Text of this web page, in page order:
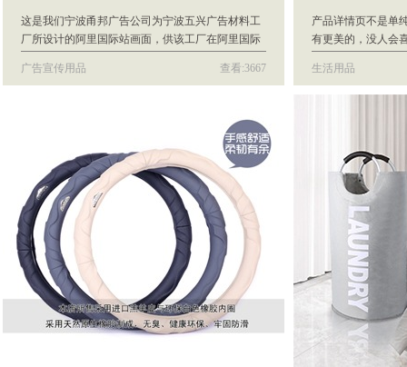
这是我们宁波甬邦广告公司为宁波五兴广告材料工
厂所设计的阿里国际站画面，供该工厂在阿里国际
广告宣传用品
查看:3667
产品详情页不是单
有更美的，没人会
片也有A+的页面供
品，有时候也是需
生活用品